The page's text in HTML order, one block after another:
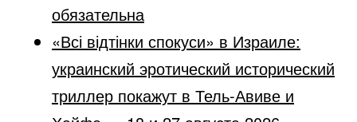
обязательна
«Всі відтінки спокуси» в Израиле:
украинский эротический исторический
триллер покажут в Тель-Авиве и